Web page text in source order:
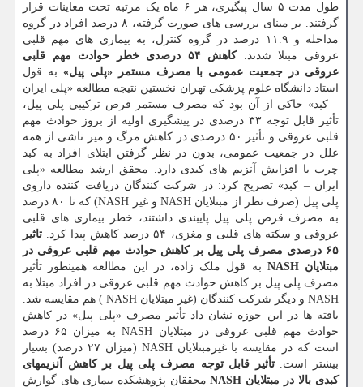
طول مدت ۵ سال پیگیری، هر ۶ ماه یک مرتبه تحت معاینات قرار
گرفتند. بر مبنای بررسی های صورت گرفته، ۸ درصد افراد در گروه
مداخله و ۱۱.۹ درصد در گروه کنترل، به بیماری های مهم قلبی
عروقی مبتلا شدند.
کاهش ۵۴ درصدی خطر حوادث مهم قلبی
عروقی در جمعیت عمومی با مصرف مستمر «پلی پیل» به قول
استاد دانشگاه علوم پزشکی تهران نخستین نتیجه مطالعه «پلی ایران
– کبد» حاکی از آن بود که مصرف مستمر قرص ترکیبی پلی پیل،
تأثیر قابل توجه ۳۳ درصدی در پیشگیری اولیه از بروز حوادث مهم
قلبی عروقی و تأثیر ۵۰ درصدی در کاهش مرگ و میر ناشی از همه
علل در جمعیت عمومی، بدون در نظر گرفتن ابتلای افراد به کبد
چرب یا افزایش آنزیم های کبدی دارد. محقق ارشد مطالعه «پلی
ایران – کبد» تصریح کرد: در شرکت کنندگان دریافت کننده داروی
پلی پیل (صرف نظر از مبتلایان NASH و غیر NASH) که تا ۸۰ درصد
به مصرف قرص پلی پیل پایبندی داشتند، خطر بیماری های قلبی
عروقی و سکته های قلبی و مغزی، ۵۴ درصد کاهش پیدا کرد.
تاثیر
۶۵ درصدی مصرف پلی پیل بر کاهش حوادث مهم قلبی عروقی در
مبتلایان NASH
به قول ملک زاده، در این مطالعه همینطور تأثیر
مصرف پلی پیل بر کاهش حوادث مهم قلبی عروقی در افراد مبتلا به
NASH و دیگر شرکت کنندگان (غیر مبتلایان NASH ) هم مقایسه شد.
یافته ها در این حوزه نشان داد تأثیر مصرف «پلی پیل» در کاهش
حوادث مهم قلبی عروقی در مبتلایان NASH به میزان ۶۵ درصد
است که در مقایسه با غیرمبتلایان NASH (میزان ۲۷ درصد) بسیار
بیشتر است.تأثیر قابل توجه مصرف پلی پیل بر کاهش آنزیمهای
کبدی بالا در مبتلایان NASH
محققان پژوهشکده بیماری های گوارش